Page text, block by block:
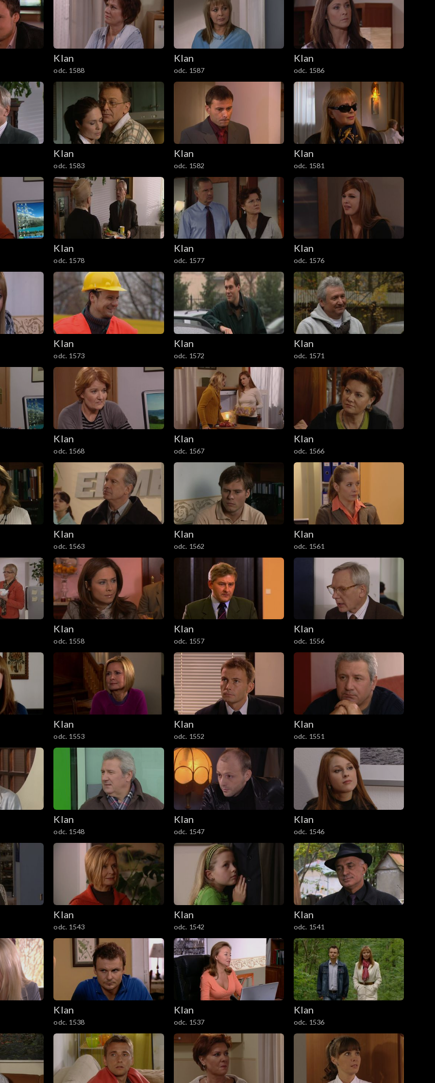
Klan
odc. 1588
Klan
odc. 1587
Klan
odc. 1586
Klan
odc. 1583
Klan
odc. 1582
Klan
odc. 1581
Klan
odc. 1578
Klan
odc. 1577
Klan
odc. 1576
Klan
odc. 1573
Klan
odc. 1572
Klan
odc. 1571
Klan
odc. 1568
Klan
odc. 1567
Klan
odc. 1566
Klan
odc. 1563
Klan
odc. 1562
Klan
odc. 1561
Klan
odc. 1558
Klan
odc. 1557
Klan
odc. 1556
Klan
odc. 1553
Klan
odc. 1552
Klan
odc. 1551
Klan
odc. 1548
Klan
odc. 1547
Klan
odc. 1546
Klan
odc. 1543
Klan
odc. 1542
Klan
odc. 1541
Klan
odc. 1538
Klan
odc. 1537
Klan
odc. 1536